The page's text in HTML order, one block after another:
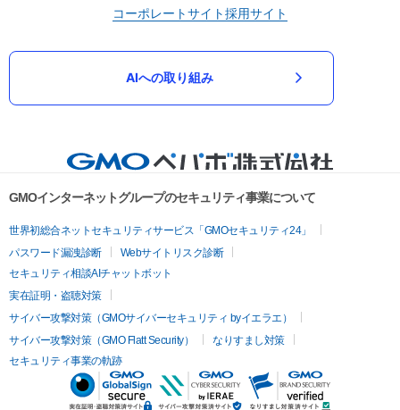
コーポレートサイト採用サイト
AIへの取り組み
GMOインターネットグループのセキュリティ事業について
世界初総合ネットセキュリティサービス「GMOセキュリティ24」
パスワード漏洩診断
Webサイトリスク診断
セキュリティ相談AIチャットボット
実在証明・盗聴対策
サイバー攻撃対策（GMOサイバーセキュリティ byイエラエ）
サイバー攻撃対策（GMO Flatt Security）
なりすまし対策
セキュリティ事業の軌跡